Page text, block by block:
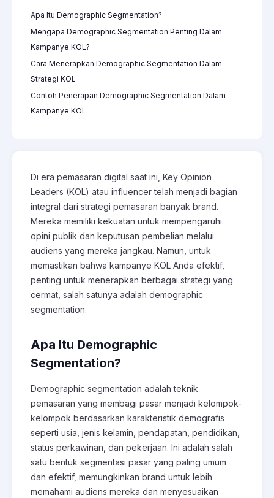
Apa Itu Demographic Segmentation?
Mengapa Demographic Segmentation Penting Dalam
Kampanye KOL?
Cara Menerapkan Demographic Segmentation Dalam
Strategi KOL
Contoh Penerapan Demographic Segmentation Dalam
Kampanye KOL
Di era pemasaran digital saat ini, Key Opinion
Leaders (KOL) atau influencer telah menjadi bagian
integral dari strategi pemasaran banyak brand.
Mereka memiliki kekuatan untuk mempengaruhi
opini publik dan keputusan pembelian melalui
audiens yang mereka jangkau. Namun, untuk
memastikan bahwa kampanye KOL Anda efektif,
penting untuk menerapkan berbagai strategi yang
cermat, salah satunya adalah demographic
segmentation.
Apa Itu Demographic
Segmentation?
Demographic segmentation adalah teknik
pemasaran yang membagi pasar menjadi kelompok-
kelompok berdasarkan karakteristik demografis
seperti usia, jenis kelamin, pendapatan, pendidikan,
status perkawinan, dan pekerjaan. Ini adalah salah
satu bentuk segmentasi pasar yang paling umum
dan efektif, memungkinkan brand untuk lebih
memahami audiens mereka dan menyesuaikan